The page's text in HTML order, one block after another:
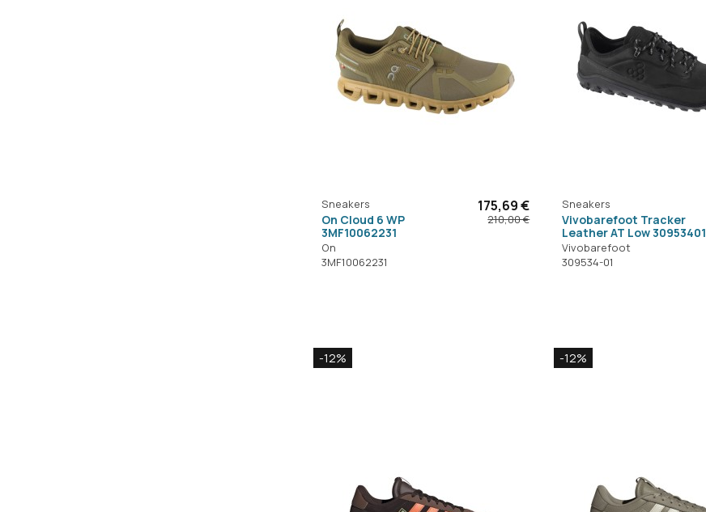
Sneakers
On Cloud 6 WP
3MF10062231
On
3MF10062231
175,69 €
210,00 €
Sneakers
Vivobarefoot Tracker
Leather AT Low 30953401
Vivobarefoot
309534-01
-12% -12%